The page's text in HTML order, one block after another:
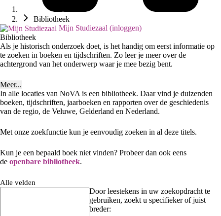
Bibliotheek
Mijn Studiezaal (inloggen)
Bibliotheek
Als je historisch onderzoek doet, is het handig om eerst informatie op
te zoeken in boeken en tijdschriften. Zo leer je meer over de
achtergrond van het onderwerp waar je mee bezig bent.
Meer...
In alle locaties van NoVA is een bibliotheek. Daar vind je duizenden
boeken, tijdschriften, jaarboeken en rapporten over de geschiedenis
van de regio, de Veluwe, Gelderland en Nederland.
Met onze zoekfunctie kun je eenvoudig zoeken in al deze titels.
Kun je een bepaald boek niet vinden? Probeer dan ook eens
de openbare bibliotheek.
Alle velden
Door leestekens in uw zoekopdracht te
gebruiken, zoekt u specifieker of juist
breder: